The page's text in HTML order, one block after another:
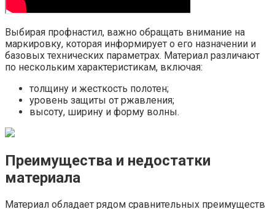
Выбирая профнастил, важно обращать внимание на
маркировку, которая информирует о его назначении и
базовых технических параметрах. Материал различают
по нескольким характеристикам, включая:
толщину и жесткость полотен;
уровень защиты от ржавления;
высоту, ширину и форму волны.
Преимущества и недостатки
материала
Материал обладает рядом сравнительных преимуществ